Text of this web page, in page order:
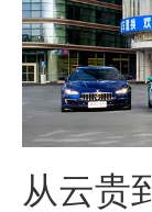
从云贵